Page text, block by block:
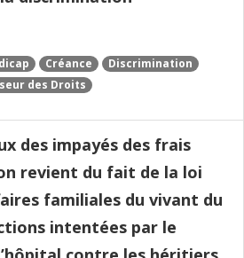
Créance
Discrimination
des Droits
des impayés des frais
revient du fait de la loi
familiales du vivant du
intentées par le